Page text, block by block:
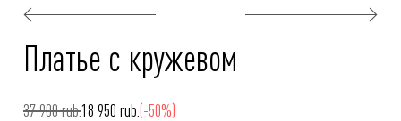
Платье с кружевом
37 900 rub.18 950 rub.(-50%)